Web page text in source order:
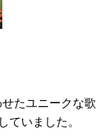
たユニークな歌
ていました。